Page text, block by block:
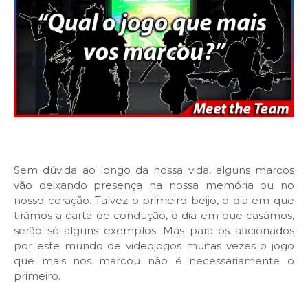
Sem dúvida ao longo da nossa vida, alguns marcos
vão deixando presença na nossa memória ou no
nosso coração. Talvez o primeiro beijo, o dia em que
tirámos a carta de condução, o dia em que casámos,
serão só alguns exemplos. Mas para os aficionados
por este mundo de videojogos muitas vezes o jogo
que mais nos marcou não é necessariamente o
primeiro.